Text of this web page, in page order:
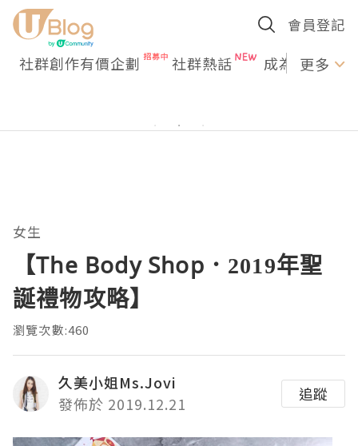
會員登記
社群創作有價企劃 社群熱話 成為U更多
女生
【The Body Shop．2019年聖
誕禮物攻略】
瀏覽次數:460
久美小姐Ms.Jovi
發佈於 2019.12.21
追蹤